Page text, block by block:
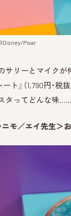
Pixar
のサリーとマイク
ト』（1,790円・
タってどんな味
ニモ／エイ先生